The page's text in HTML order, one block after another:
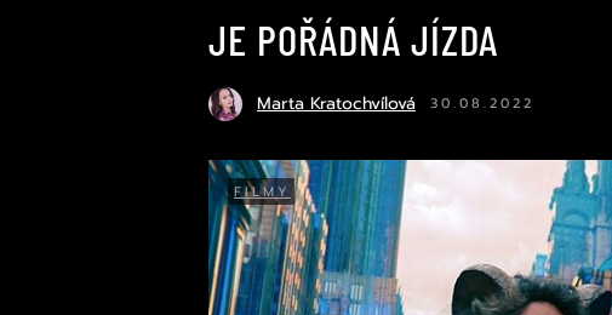
JE POŘÁDNÁ JÍZDA
Marta Kratochvílová 30.08.2022
FILMY